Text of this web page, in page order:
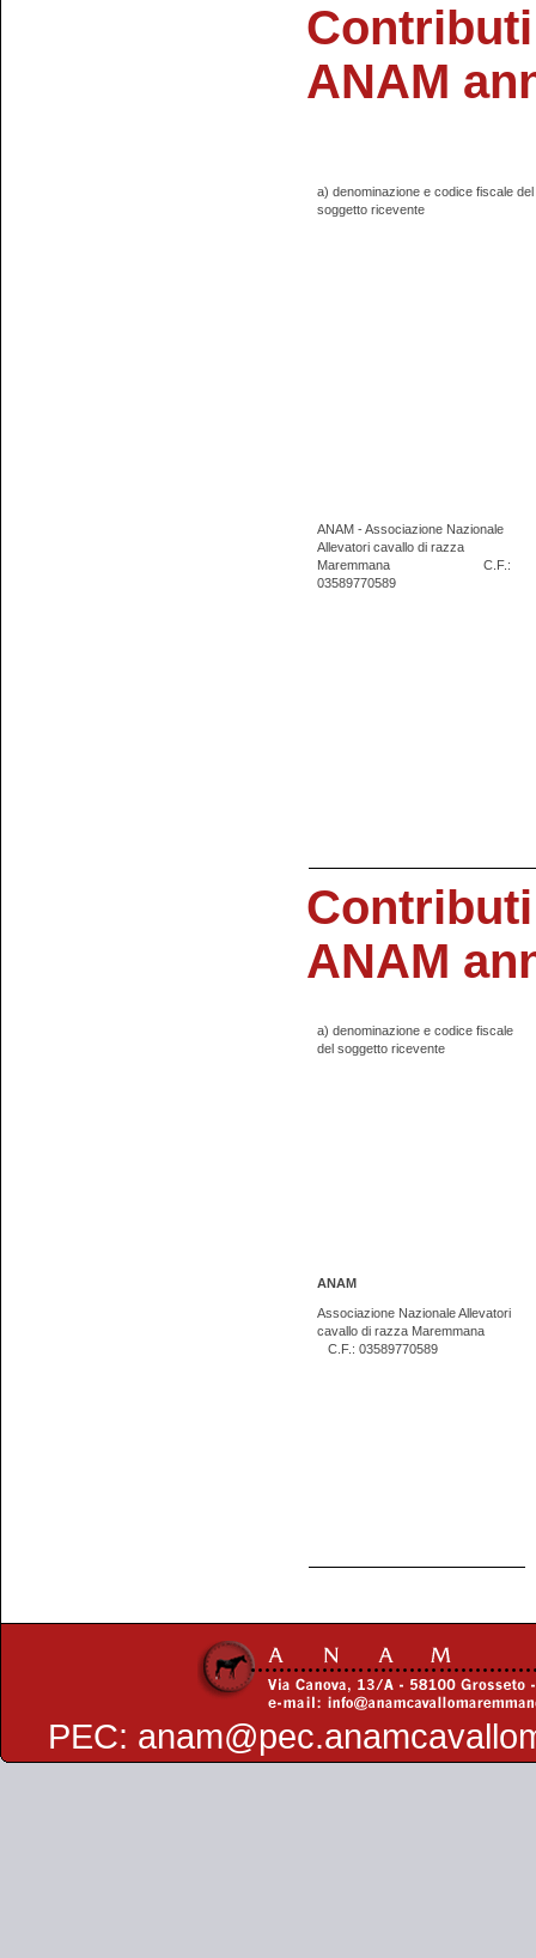
ANAM
a) denominazione e codice fiscale del
soggetto ricevente
ANAM - Associazione Nazionale
Allevatori cavallo di razza
Maremmana
C.F.:
03589770589
ANAM
a) denominazione e codice fiscale
del soggetto ricevente
ANAM
Associazione Nazionale Allevatori
cavallo di razza Maremmana
C.F.: 03589770589
PEC: